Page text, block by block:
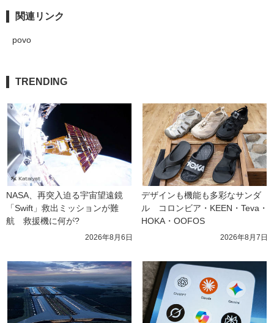
関連リンク
povo
TRENDING
NASA、再突入迫る宇宙望遠鏡
「Swift」救出ミッションが難
航　救援機に何が?
2026年8月6日
デザインも機能も多彩なサンダ
ル　コロンビア・KEEN・Teva・
HOKA・OOFOS
2026年8月7日